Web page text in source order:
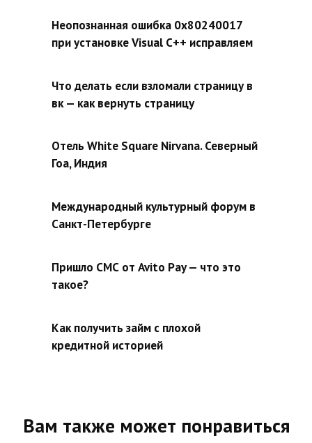
Неопознанная ошибка 0x80240017
при установке Visual C++ исправляем
Что делать если взломали страницу в
вк — как вернуть страницу
Отель White Square Nirvana. Северный
Гоа, Индия
Международный культурный форум в
Санкт-Петербурге
Пришло СМС от Avito Pay — что это
такое?
Как получить займ с плохой
кредитной историей
Вам также может понравиться